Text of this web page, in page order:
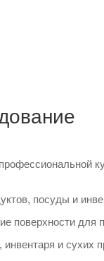
посуды и
поверхности для
и сухих